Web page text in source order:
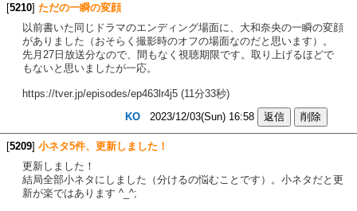
[5210] ただの一瞬の変顔
以前書いた同じドラマのエンディング場面に、大和奈央の一瞬の変顔
がありました（おそらく撮影時のオフの場面なのだと思います）。
先月27日放送分なので、間もなく視聴期限です。取り上げるほどで
もないと思いましたが一応。
https://tver.jp/episodes/ep463lr4j5 (11分33秒)
KO 2023/12/03(Sun) 16:58
[5209] 小ネタ5件、更新しました！
更新しました！
結局全部小ネタにしました（分けるの悩むことです）。小ネタだと更
新が楽ではあります ^_^;